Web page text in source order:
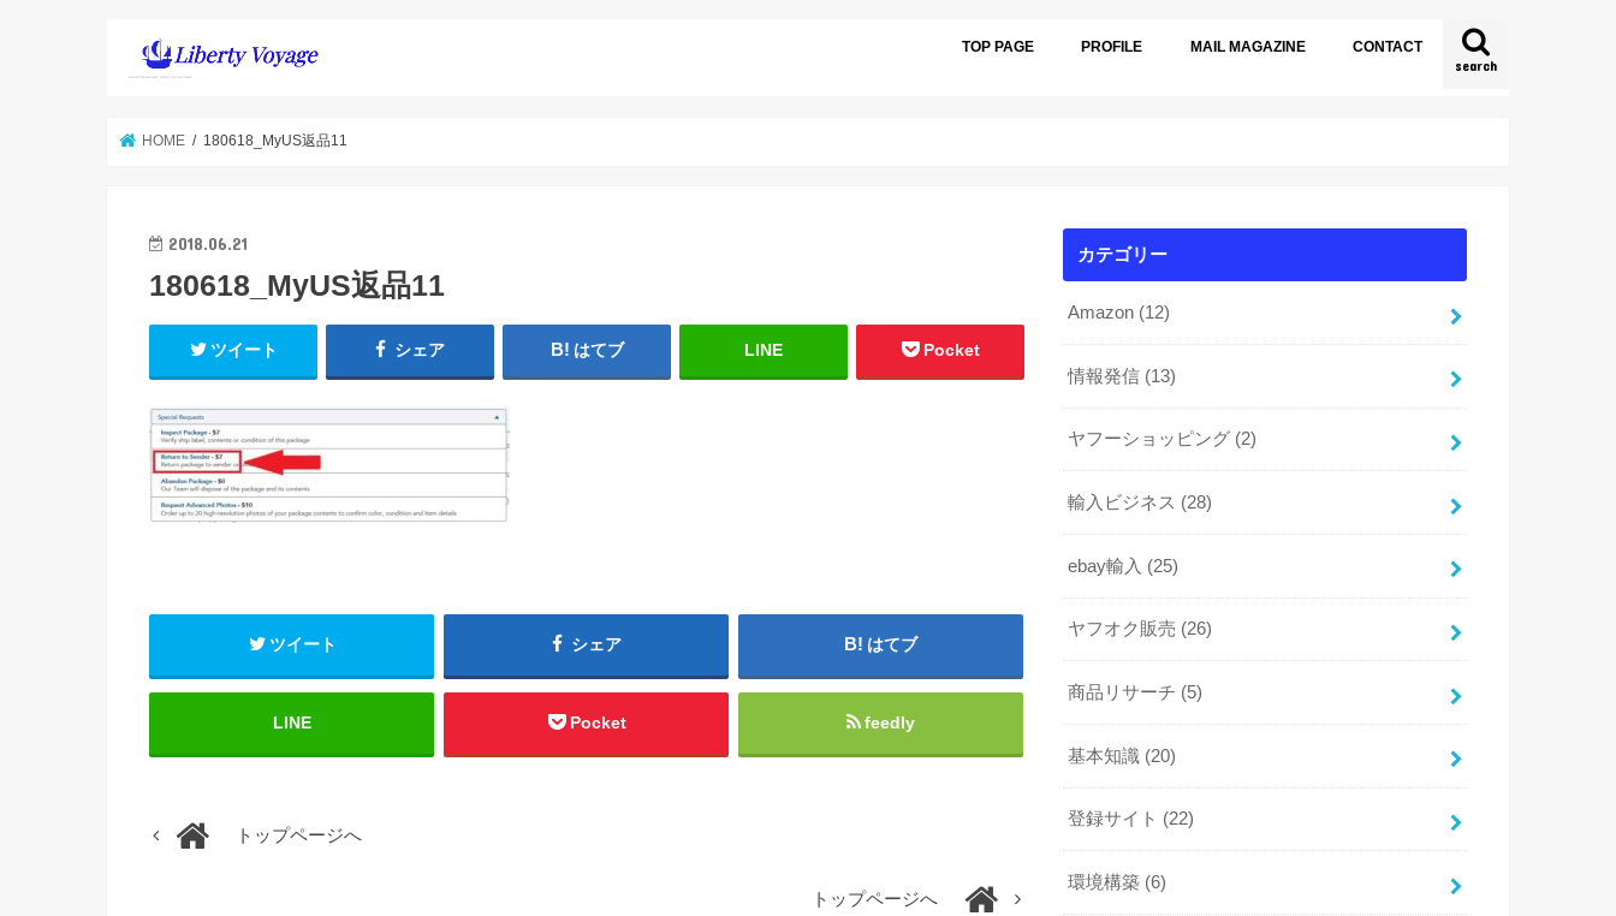
search
TOP PAGE PROFILE MAIL MAGAZINE CONTACT
HOME 180618_MyUS返品11
2018.06.21
180618_MyUS返品11
ツイート シェア はてブ LINE Pocket
ツイート シェア はてブ
LINE Pocket feedly
トップページへ
トップページへ
カテゴリー
Amazon (12)
情報発信 (13)
ヤフーショッピング (2)
輸入ビジネス (28)
ebay輸入 (25)
ヤフオク販売 (26)
商品リサーチ (5)
基本知識 (20)
登録サイト (22)
環境構築 (6)